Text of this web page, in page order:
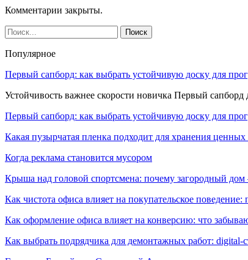
Комментарии закрыты.
Популярное
Первый сапборд: как выбрать устойчивую доску для
Устойчивость важнее скорости новичка Первый
Первый сапборд: как выбрать устойчивую доску для
Какая пузырчатая пленка подходит для хранения ценных
Когда реклама становится мусором
Крыша над головой спортсмена: почему загородный
Как чистота офиса влияет на покупательское
Как оформление офиса влияет на конверсию: что
Как выбрать подрядчика для демонтажных работ: digital-